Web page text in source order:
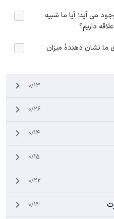
می آید؛ آیا ما شبیه
داریم؟
ما نشان دهندۀ میزان
0/13
0/26
0/14
0/15
0/22
0/14